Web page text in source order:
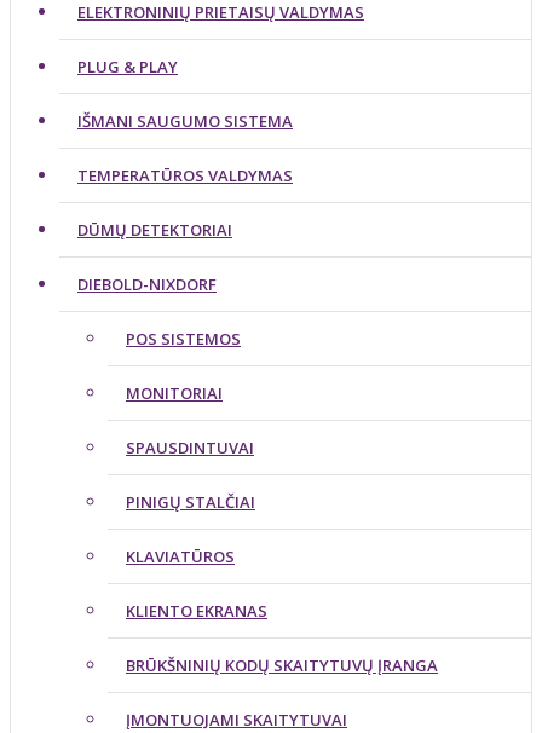
ELEKTRONINIŲ PRIETAISŲ VALDYMAS
PLUG & PLAY
IŠMANI SAUGUMO SISTEMA
TEMPERATŪROS VALDYMAS
DŪMŲ DETEKTORIAI
DIEBOLD-NIXDORF
POS SISTEMOS
MONITORIAI
SPAUSDINTUVAI
PINIGŲ STALČIAI
KLAVIATŪROS
KLIENTO EKRANAS
BRŪKŠNINIŲ KODŲ SKAITYTUVŲ ĮRANGA
ĮMONTUOJAMI SKAITYTUVAI